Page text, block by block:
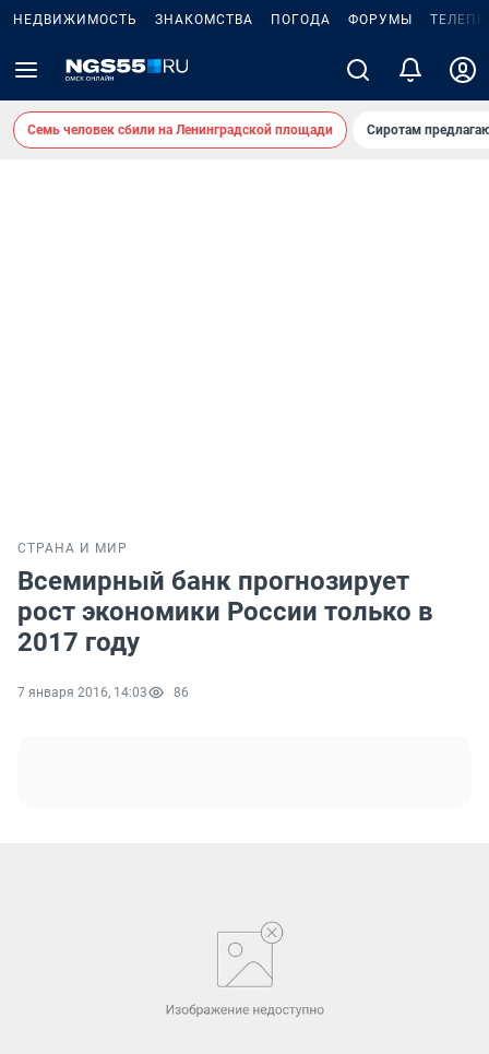
НЕДВИЖИМОСТЬ ЗНАКОМСТВА ПОГОДА ФОРУМЫ
Семь человек сбили на Ленинградской площади Сиротам
СТРАНА И МИР
Всемирный банк прогнозирует
рост экономики России только в
2017 году
7 января 2016, 14:03 86